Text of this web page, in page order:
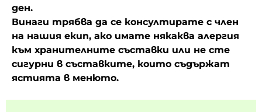
ден.
Винаги трябва да се консултирате с член
на нашия екип, ако имате някаква алергия
към хранителните съставки или не сте
сигурни в съставките, които съдържат
ястията в менюто.